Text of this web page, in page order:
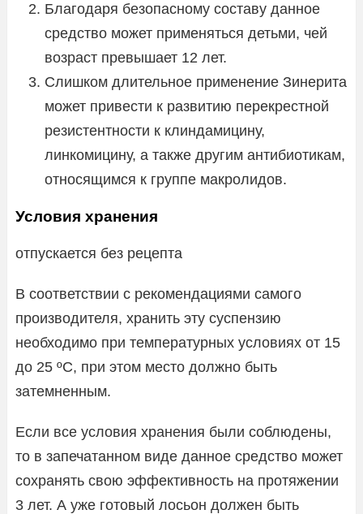
Благодаря безопасному составу данное
средство может применяться детьми, чей
возраст превышает 12 лет.
Слишком длительное применение Зинерита
может привести к развитию перекрестной
резистентности к клиндамицину,
линкомицину, а также другим антибиотикам,
относящимся к группе макролидов.
Условия хранения
отпускается без рецепта
В соответствии с рекомендациями самого
производителя, хранить эту суспензию
необходимо при температурных условиях от 15
до 25 ºС, при этом место должно быть
затемненным.
Если все условия хранения были соблюдены,
то в запечатанном виде данное средство может
сохранять свою эффективность на протяжении
3 лет. А уже готовый лосьон должен быть